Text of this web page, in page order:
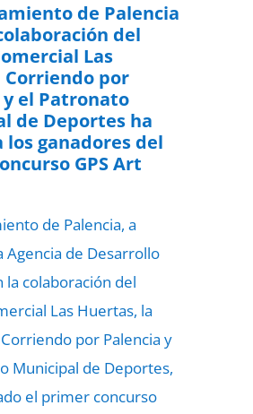
de Palencia
del
Las
Corriendo por
y el Patronato
de Deportes ha
los ganadores del
GPS Art
de Palencia, a
Agencia de Desarrollo
la colaboración del
Las Huertas, la
por Palencia y
Municipal de Deportes,
el primer concurso